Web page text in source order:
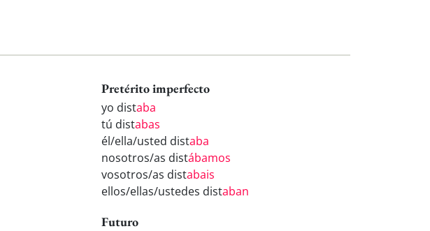
Pretérito imperfecto
yo distaba
tú distabas
él/ella/usted distaba
nosotros/as distábamos
vosotros/as distabais
ellos/ellas/ustedes distaban
Futuro